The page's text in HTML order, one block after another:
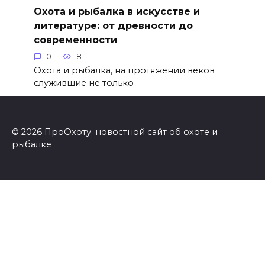
Охота и рыбалка в искусстве и
литературе: от древности до
современности
0 8
Охота и рыбалка, на протяжении веков
служившие не только
© 2026 ПроОхоту: новостной сайт об охоте и
рыбалке